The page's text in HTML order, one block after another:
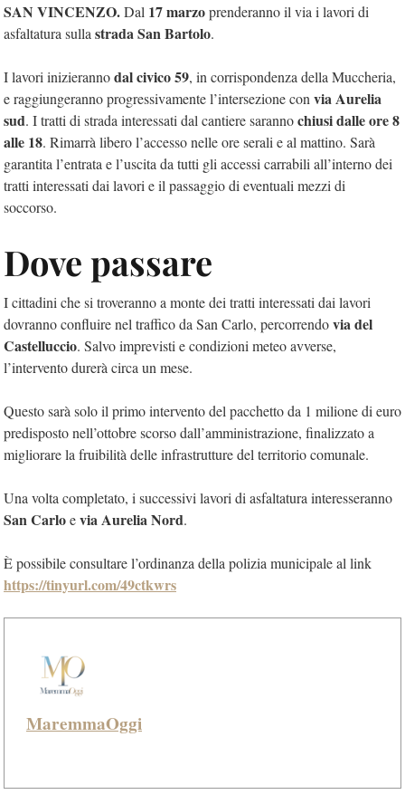
SAN VINCENZO.Dal 17 marzoprenderanno il via i lavori di
asfaltatura sullastrada San Bartolo.
I lavori inizierannodal civico 59, in corrispondenza della Muccheria,
e raggiungeranno progressivamente l’intersezione convia Aurelia
sud. I tratti di strada interessati dal cantiere sarannochiusi dalle ore 8
alle 18. Rimarrà libero l’accesso nelle ore serali e al mattino. Sarà
garantita l’entrata e l’uscita da tutti gli accessi carrabili all’interno dei
tratti interessati dai lavori e il passaggio di eventuali mezzi di
soccorso.
Dove passare
I cittadini che si troveranno a monte dei tratti interessati dai lavori
dovranno confluire nel traffico da San Carlo, percorrendovia del
Castelluccio. Salvo imprevisti e condizioni meteo avverse,
l’intervento durerà circa un mese.
Questo sarà solo il primo intervento del pacchetto da 1 milione di euro
predisposto nell’ottobre scorso dall’amministrazione, finalizzato a
migliorare la fruibilità delle infrastrutture del territorio comunale.
Una volta completato, i successivi lavori di asfaltatura interesseranno
San Carloevia Aurelia Nord.
È possibile consultare l’ordinanza della polizia municipale al link
https://tinyurl.com/49ctkwrs
MaremmaOggi